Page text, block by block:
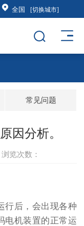
全国 [切换城市]
常见问题
因分析。
浏览次数：
行后，会出现各种
电机装置的正常运